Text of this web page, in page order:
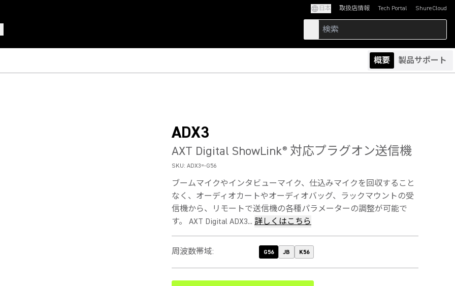
日本 取扱店情報 Tech Portal
(Opens in a new tab)ShureCloud
(Opens in a new
概要 製品サポート
ADX3
AXT Digital ShowLink® 対応プラグオン送信機
SKU: ADX3=-G56
ブームマイクやインタビューマイク、仕込みマイクを回収すること
なく、オーディオカートやオーディオバッグ、ラックマウントの受
信機から、リモートで送信機の各種パラメーターの調整が可能で
す。 AXT Digital ADX3... 詳しくはこちら
周波数帯域: G56 JB K56